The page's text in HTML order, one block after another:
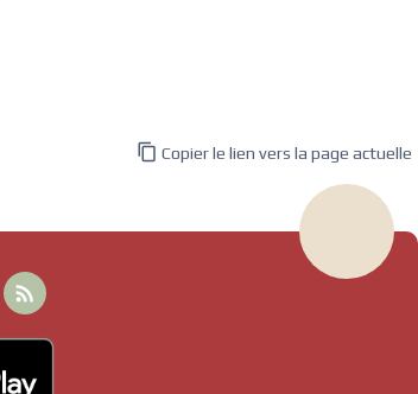
 Copier le lien vers la page actuelle
